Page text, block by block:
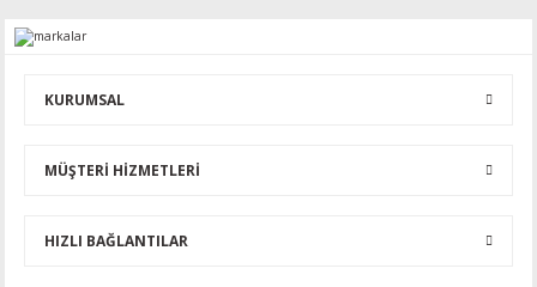
KURUMSAL
MÜŞTERİ HİZMETLERİ
HIZLI BAĞLANTILAR